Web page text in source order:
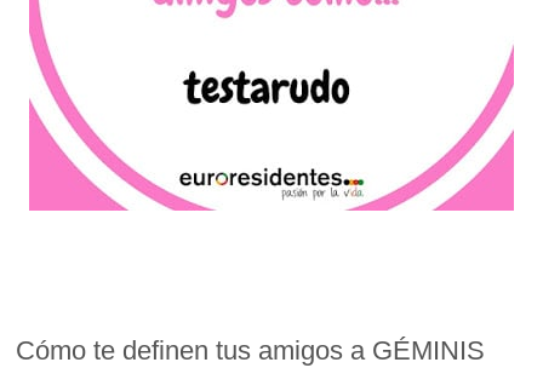
Cómo te definen tus amigos a GÉMINIS